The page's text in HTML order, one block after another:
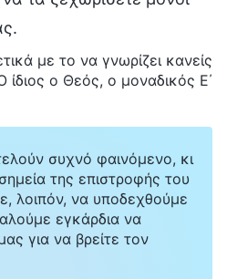
με το να γνωρίζει κανείς
ίδιος ο Θεός, ο μοναδικός Ε΄
συχνό φαινόμενο, κι
της επιστροφής του
λοιπόν, να υποδεχθούμε
εγκάρδια να
για να βρείτε τον